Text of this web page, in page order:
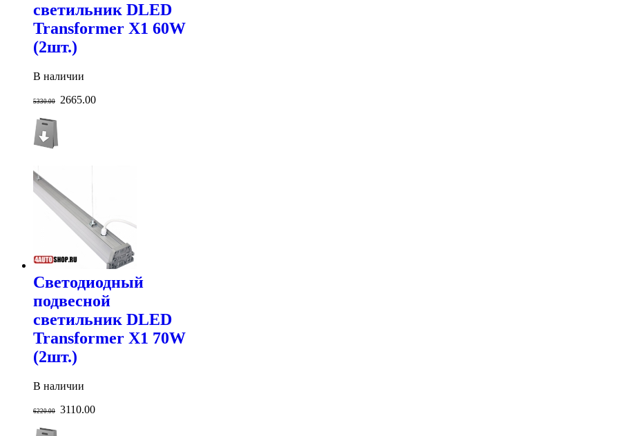
светильник DLED
Transformer X1 60W
(2шт.)
В наличии
5330.00 2665.00
Светодиодный
подвесной
светильник DLED
Transformer X1 70W
(2шт.)
В наличии
6220.00 3110.00